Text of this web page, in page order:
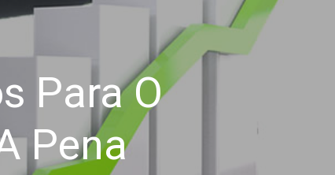
Para O
Pena